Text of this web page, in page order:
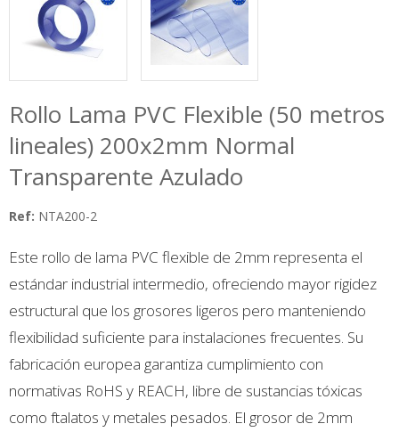
Rollo Lama PVC Flexible (50 metros
lineales) 200x2mm Normal
Transparente Azulado
Ref: NTA200-2
Este rollo de lama PVC flexible de 2mm representa el
estándar industrial intermedio, ofreciendo mayor rigidez
estructural que los grosores ligeros pero manteniendo
flexibilidad suficiente para instalaciones frecuentes. Su
fabricación europea garantiza cumplimiento con
normativas RoHS y REACH, libre de sustancias tóxicas
como ftalatos y metales pesados. El grosor de 2mm